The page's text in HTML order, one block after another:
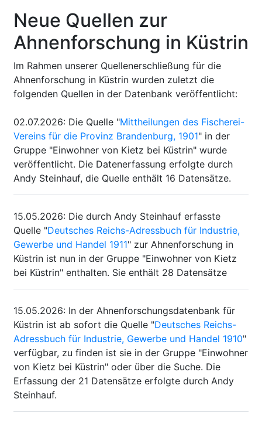
Neue Quellen zur
Ahnenforschung in Küstrin
Im Rahmen unserer Quellenerschließung für die
Ahnenforschung in Küstrin wurden zuletzt die
folgenden Quellen in der Datenbank veröffentlicht:
02.07.2026: Die Quelle "Mittheilungen des Fischerei-
Vereins für die Provinz Brandenburg, 1901" in der
Gruppe "Einwohner von Kietz bei Küstrin" wurde
veröffentlicht. Die Datenerfassung erfolgte durch
Andy Steinhauf, die Quelle enthält 16 Datensätze.
15.05.2026: Die durch Andy Steinhauf erfasste
Quelle "Deutsches Reichs-Adressbuch für Industrie,
Gewerbe und Handel 1911" zur Ahnenforschung in
Küstrin ist nun in der Gruppe "Einwohner von Kietz
bei Küstrin" enthalten. Sie enthält 28 Datensätze
15.05.2026: In der Ahnenforschungsdatenbank für
Küstrin ist ab sofort die Quelle "Deutsches Reichs-
Adressbuch für Industrie, Gewerbe und Handel 1910"
verfügbar, zu finden ist sie in der Gruppe "Einwohner
von Kietz bei Küstrin" oder über die Suche. Die
Erfassung der 21 Datensätze erfolgte durch Andy
Steinhauf.